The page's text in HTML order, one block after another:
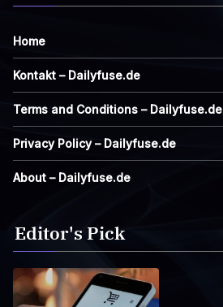
Home
Kontakt – Dailyfuse.de
Terms and Conditions – Dailyfuse.de
Privacy Policy – Dailyfuse.de
About – Dailyfuse.de
Editor's Pick